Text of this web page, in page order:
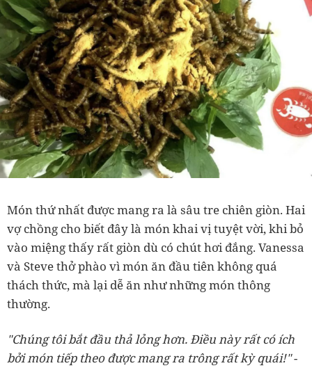
Món thứ nhất được mang ra là sâu tre chiên giòn. Hai
vợ chồng cho biết đây là món khai vị tuyệt vời, khi bỏ
vào miệng thấy rất giòn dù có chút hơi đắng. Vanessa
và Steve thở phào vì món ăn đầu tiên không quá
thách thức, mà lại dễ ăn như những món thông
thường.
"Chúng tôi bắt đầu thả lỏng hơn. Điều này rất có ích
bởi món tiếp theo được mang ra trông rất kỳ quái!"-